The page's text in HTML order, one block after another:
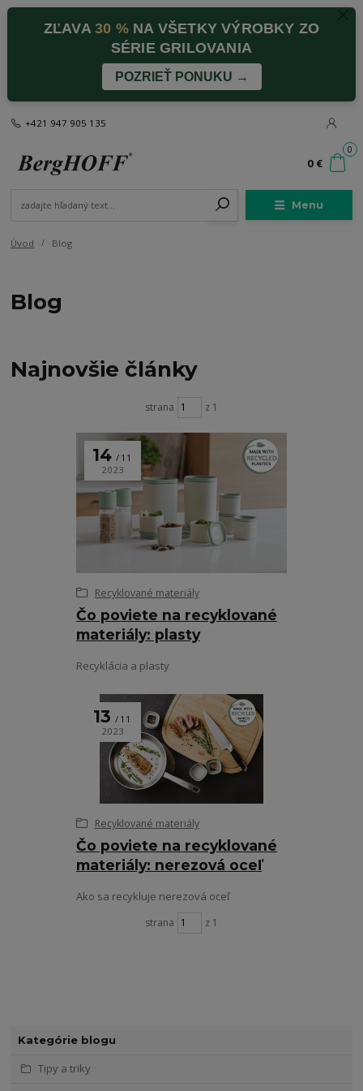
ZĽAVA30 %NA VŠETKY VÝROBKY ZO
SÉRIE GRILOVANIA
POZRIEŤ PONUKU →
Menu
+421 947 905 135
0
0 €
Úvod Blog
Kategórie blogu
Tipy a triky
Blog
Najnovšie články
strana z 1
Čo poviete na recyklované
materiály: plasty
14
11
2023
Recyklované materiály
Recyklácia a plasty
Čo poviete na recyklované
materiály: nerezová oceľ
13
11
2023
Recyklované materiály
Ako sa recykluje nerezová oceľ
strana z 1